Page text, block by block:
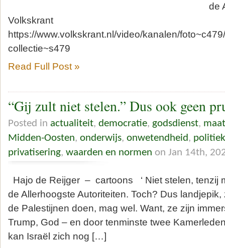
de
Volkskrant
https://www.volkskrant.nl/video/kanalen/
collectie~s479
Read Full Post »
“Gij zult niet stelen.” Dus ook geen
Posted in actualiteit, democratie, godsdienst,
Midden-Oosten, onderwijs, onwetendheid,
privatisering, waarden en normen on Jan 14th,
Hajo de Reijger – cartoons ‘ Niet stelen, tenzij
de Allerhoogste Autoriteiten. Toch? Dus
de Palestijnen doen, mag wel. Want, ze zijn
Trump, God – en door tenminste twee
kan Israël zich nog […]